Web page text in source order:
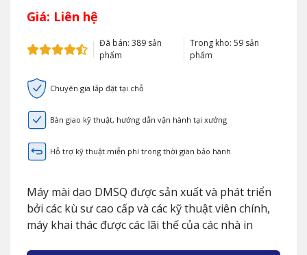
Giá: Liên hệ
Đã bán: 389 sản
phẩm
Trong kho: 59 sản
phẩm
Chuyên gia lắp đặt tại chỗ
Bàn giao kỹ thuật, hướng dẫn vận hành tại xưởng
Hỗ trợ kỹ thuật miễn phí trong thời gian bảo hành
Máy mài dao DMSQ được sản xuất và phát triển
bởi các kù sư cao cấp và các kỹ thuật viên chính,
máy khai thác được các lãi thế của các nhà in